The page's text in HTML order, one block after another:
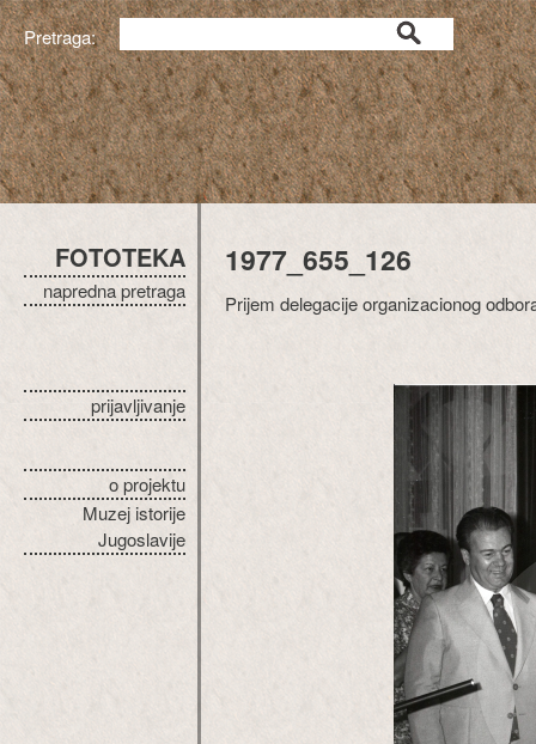
Pretraga:
FOTOTEKA
napredna pretraga
prijavljivanje
o projektu
Muzej istorije
Jugoslavije
1977_655_126
Prijem delegacije organizacionog